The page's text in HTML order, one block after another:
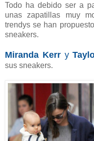
Todo ha debido ser a
unas zapatillas muy
trendys se han
sneakers.
Miranda Kerry
sus sneakers.